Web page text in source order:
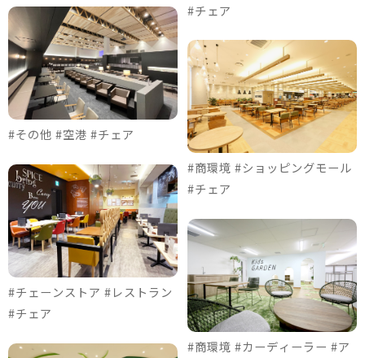
#その他 #空港 #チェア
#チェーンストア #レストラン
#チェア
#チェア
#商環境 #ショッピングモール
#チェア
#商環境 #カーディーラー #ア